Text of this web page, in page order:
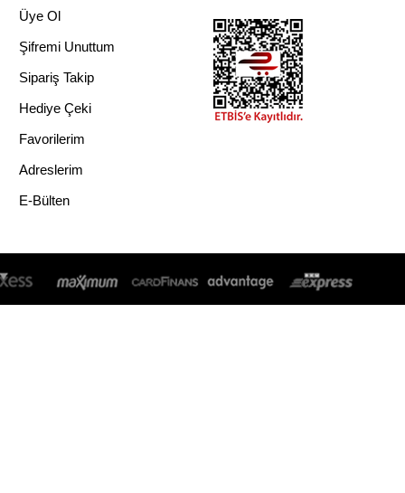
Üye Ol
Şifremi Unuttum
Sipariş Takip
Hediye Çeki
Favorilerim
Adreslerim
E-Bülten